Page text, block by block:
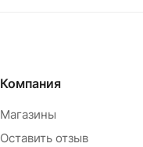
Компания
Магазины
Оставить отзыв